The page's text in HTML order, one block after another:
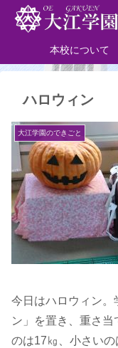
本校について
ハロウィン
大江学園のできごと
今日はハロウィン。
ン」を置き、重さ
のは17㎏、小さいの